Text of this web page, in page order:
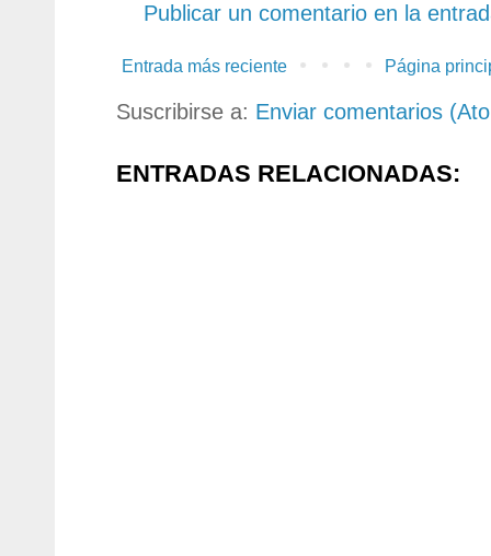
Publicar un comentario en la
Entrada más reciente Página
Suscribirse a: Enviar comentarios
ENTRADAS RELACIONADAS: